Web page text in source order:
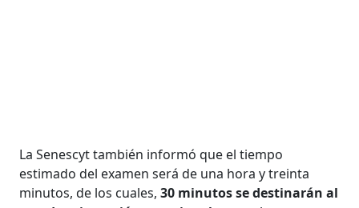
La Senescyt también informó que el tiempo
estimado del examen será de una hora y treinta
minutos, de los cuales,30 minutos se destinarán al